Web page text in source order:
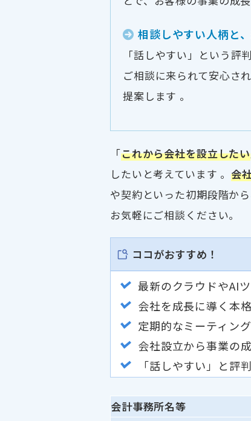
相談しやすい人柄と
「話しやすい」という評
ご相談に来られて安心さ
提案します 。
「これから会社を設立したい
したいと考えています 。会
や契約といった初期段階か
お気軽にご相談ください。
ココがおすすめ！
最新のクラウドやAI
会社を成長に導く本
定期的なミーティン
会社設立から事業の
「話しやすい」と評
会計事務所名等